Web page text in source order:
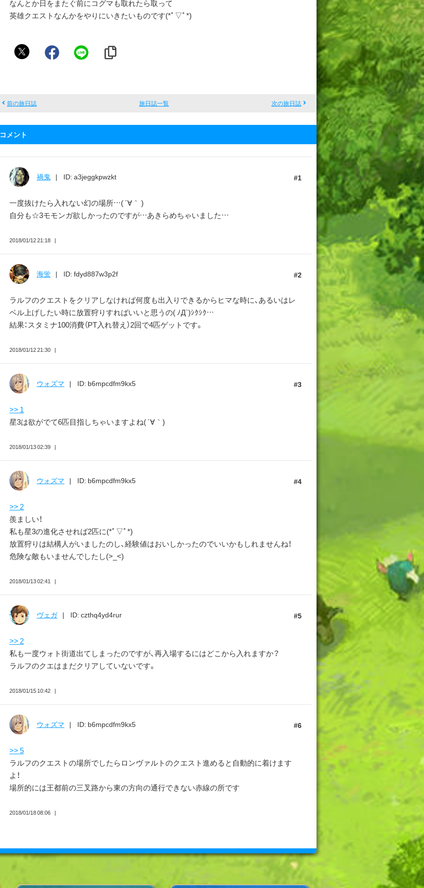
なんとか日をまたぐ前にコグマも取れたら取って
英雄クエストなんかをやりにいきたいものです(*ﾟ▽ﾟ*)
ウ
前の旅日誌 旅日誌一覧 次の旅日誌
コメント
1
禍鬼 ID: a3jeggkpwzkt
一度抜けたら入れない幻の場所…( ´∀｀ )
自分も☆3モモンガ欲しかったのですが…あきらめちゃいました…
2018/01/12 21:18
2
海蛍 ID: fdyd887w3p2f
ラルフのクエストをクリアしなければ何度も出入りできるからヒマな時に、あるいはレ
ベル上げしたい時に放置狩りすればいいと思うの( ﾉД`)ｼｸｼｸ…
結果：スタミナ100消費（PT入れ替え）2回で4匹ゲットです。
2018/01/12 21:30
3
ウォズマ ID: b6mpcdfm9kx5
>> 1
星3は欲がでて6匹目指しちゃいますよね( ´∀｀)
2018/01/13 02:39
4
ウォズマ ID: b6mpcdfm9kx5
>> 2
羨ましい！
私も星3の進化させれば2匹に(*ﾟ▽ﾟ*)
放置狩りは結構人がいましたのし、経験値はおいしかったのでいいかもしれませんね！
危険な敵もいませんでしたし(>_<)
2018/01/13 02:41
5
ヴェガ ID: czthq4yd4rur
>> 2
私も一度ウォト街道出てしまったのですが、再入場するにはどこから入れますか？
ラルフのクエはまだクリアしていないです。
2018/01/15 10:42
6
ウォズマ ID: b6mpcdfm9kx5
>> 5
ラルフのクエストの場所でしたらロンヴァルトのクエスト進めると自動的に着けます
よ！
場所的には王都前の三叉路から東の方向の通行できない赤線の所です
2018/01/18 08:06